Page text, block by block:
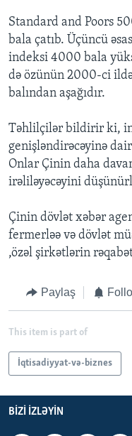
Standard and Poors
bala çatıb. Üçüncü
indeksi 4000 bala
də özünün 2000-ci
balından aşağıdır.
Təhlilçilər bildirir ki,
genişləndirəcəyinə
Onlar Çinin daha
irəliləyəcəyini
Çinin dövlət xəbər
fermerləə və dövlət
,özəl şirkətlərin
Paylaş
This item is part of
İqtisadiyyat-və-biznes
BIZI IZLƏYIN